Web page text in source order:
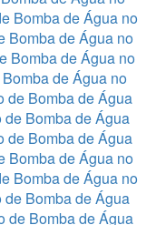
Bomba de Água no
Bomba de Água no
Bomba de Água no
de Água no
de Bomba de Água
de Bomba de Água
de Bomba de Água
Bomba de Água no
Bomba de Água no
de Bomba de Água
de Bomba de Água